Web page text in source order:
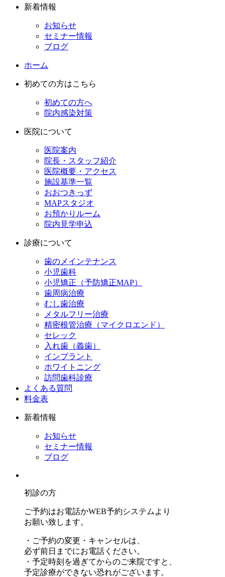
新着情報
お知らせ
セミナー情報
ブログ
ホーム
初めての方はこちら
初めての方へ
院内感染対策
医院について
医院案内
院長・スタッフ紹介
医院概要・アクセス
施設基準一覧
おおつきっず
MAPスタジオ
お預かりルーム
院内見学申込
診療について
歯のメインテナンス
小児歯科
小児矯正（予防矯正MAP）
歯周病治療
むし歯治療
メタルフリー治療
精密根管治療（マイクロエンド）
セレック
入れ歯（義歯）
インプラント
ホワイトニング
訪問歯科診療
よくある質問
料金表
新着情報
お知らせ
セミナー情報
ブログ
初診の方
ご予約はお電話かWEB予約システムより
お願い致します。
・ご予約の変更・キャンセルは、
必ず前日までにお電話ください。
・予定時刻を過ぎてからのご来院ですと、
予定診療ができない恐れがございます。